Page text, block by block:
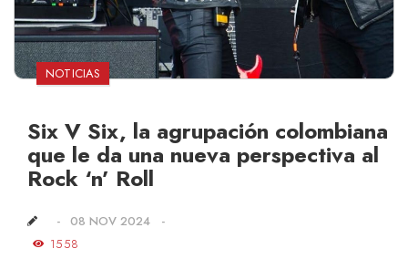
NOTICIAS
Six V Six, la agrupación colombiana
que le da una nueva perspectiva al
Rock ‘n’ Roll
08 NOV 2024
1558